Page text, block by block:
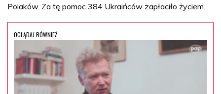
Polaków. Za tę pomoc 384 Ukraińców zapłaciło życiem.
OGLĄDAJ RÓWNIEŻ